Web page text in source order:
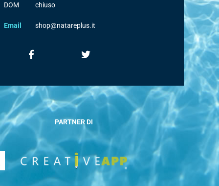
DOM
chiuso
Email shop@natareplus.it
PARTNER DI